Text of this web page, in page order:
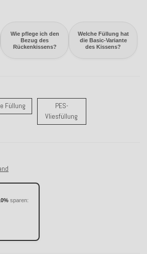
Wie pflege ich den
Bezug des
Rückenkissens?
Welche Füllung hat
die Basic-Variante
des Kissens?
Füllung ohne FüllungPES-
Vliesfüllung
sparen: